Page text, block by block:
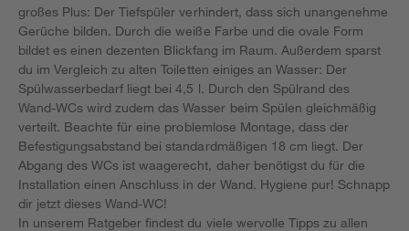
großes Plus: Der Tiefspüler verhindert, dass sich unangenehme
Gerüche bilden. Durch die weiße Farbe und die ovale Form
bildet es einen dezenten Blickfang im Raum. Außerdem sparst
du im Vergleich zu alten Toiletten einiges an Wasser: Der
Spülwasserbedarf liegt bei 4,5 l. Durch den Spülrand des
Wand-WCs wird zudem das Wasser beim Spülen gleichmäßig
verteilt. Beachte für eine problemlose Montage, dass der
Befestigungsabstand bei standardmäßigen 18 cm liegt. Der
Abgang des WCs ist waagerecht, daher benötigst du für die
Installation einen Anschluss in der Wand. Hygiene pur! Schnapp
dir jetzt dieses Wand-WC!
In unserem Ratgeber findest du viele wervolle Tipps zu allen